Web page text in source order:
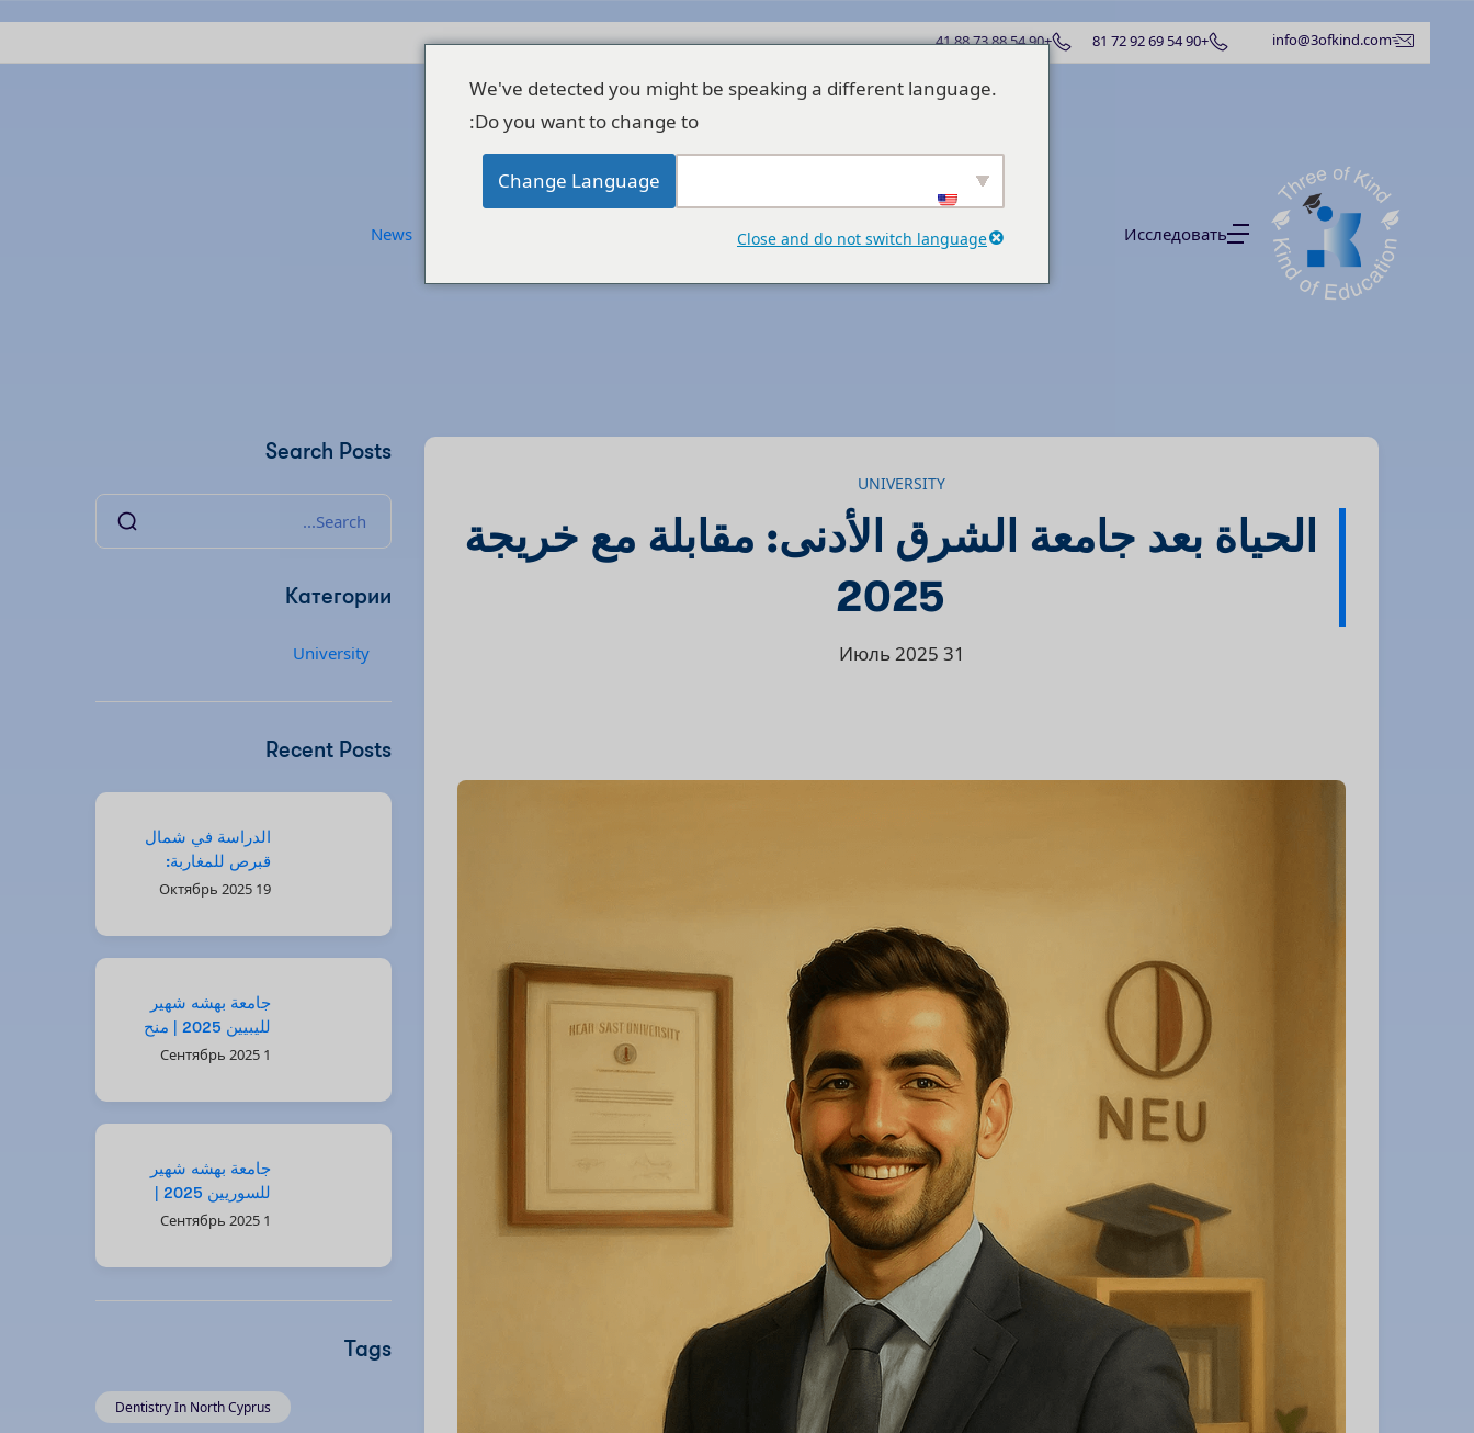
info@3ofkind.com
+90 54 69 92 72 81
+90 54 88 73 88 41
Исследовать
Лучшие Университеты
Все Курсы
News
UNIVERSITY
الحياة بعد جامعة الشرق الأدنى: مقابلة مع خريجة
2025
31 Июль 2025
Search Posts
Категории
University
Recent Posts
الدراسة في شمال
قبرص للمغاربة:
فرص جيل “زد”
of Education
19 Октябрь 2025
جامعة بهشه شهير
لليبيين 2025 | منح
وفرص مميزة1 Сентябрь 2025
جامعة بهشه شهير
للسوريين 2025 |
فرص دراسية ومنح1 Сентябрь 2025
Tags
Dentistry In North Cyprus
We've detected you might be speaking a different language.
Do you want to change to:
Change Language
Close and do not switch language